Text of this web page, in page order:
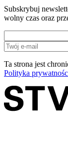
Subskrybuj
wolny czas oraz
Ta strona jest
Polityka